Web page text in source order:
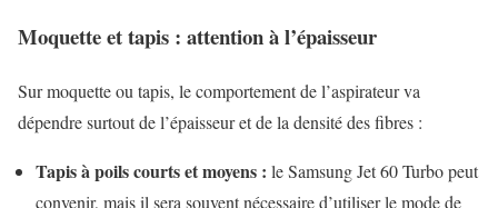
Moquette et tapis : attention à l’épaisseur
Sur moquette ou tapis, le comportement de l’aspirateur va
dépendre surtout de l’épaisseur et de la densité des fibres :
Tapis à poils courts et moyens : le Samsung Jet 60 Turbo peut
convenir, mais il sera souvent nécessaire d’utiliser le mode de